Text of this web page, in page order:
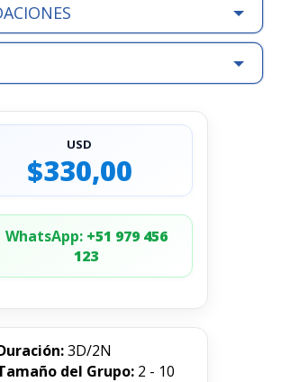
USD
$330,00
WhatsApp:+51 979 456
123
3D/2N
del Grupo: 2 - 10